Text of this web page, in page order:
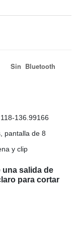
Sin Bluetooth
136.99166
pantalla de 8
y clip
una salida de
para cortar